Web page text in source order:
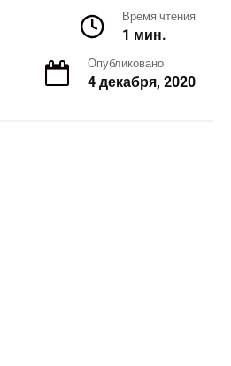
Время чтения
1 мин.
Опубликовано
4 декабря, 2020